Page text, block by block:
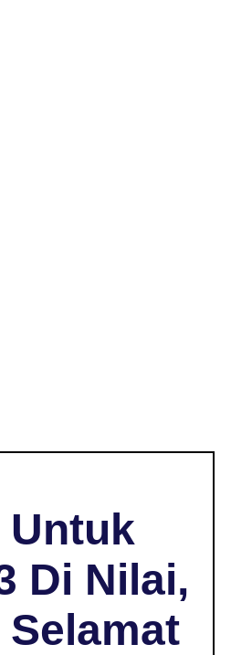
Untuk
Di Nilai,